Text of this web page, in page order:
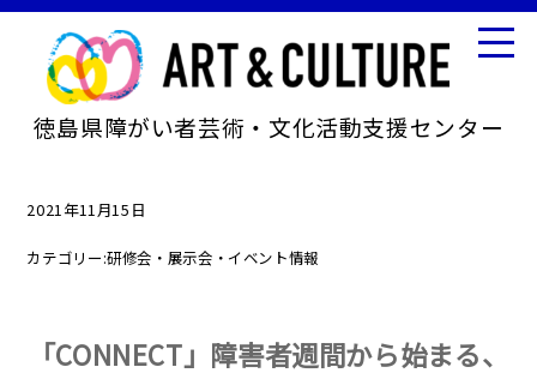
徳島県障がい者芸術・文化活動支援センター
2021年11月15日
カテゴリー:研修会・展示会・イベント情報
「CONNECT」障害者週間から始まる、